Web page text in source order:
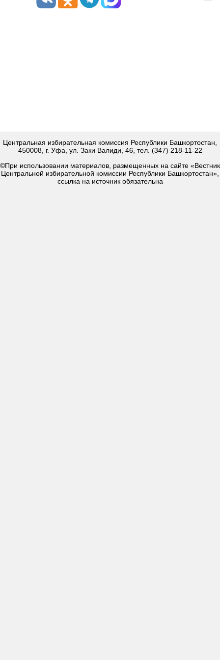
Центральная избирательная комиссия Республики Башкортостан,
450008, г. Уфа, ул. Заки Валиди, 46, тел. (347) 218-11-22
©При использовании материалов, размещенных на сайте «Вестник
Центральной избирательной комиссии Республики Башкортостан»,
ссылка на источник обязательна